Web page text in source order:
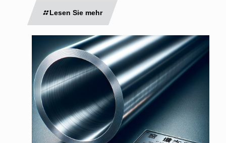
Lesen Sie mehr